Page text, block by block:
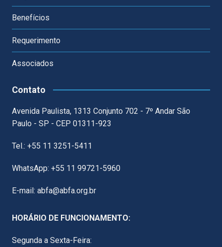
Benefícios
Requerimento
Associados
Contato
Avenida Paulista, 1313 Conjunto 702 - 7º Andar São
Paulo - SP - CEP 01311-923
Tel.: +55 11 3251-5411
WhatsApp: +55 11 99721-5960
E-mail: abfa@abfa.org.br
HORÁRIO DE FUNCIONAMENTO:
Segunda a Sexta-Feira: